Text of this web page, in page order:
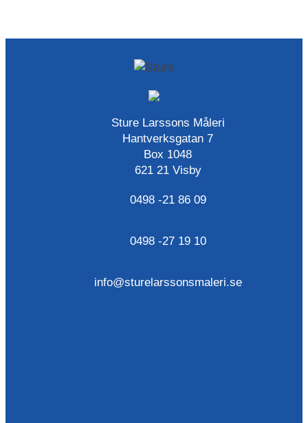
Sture Larssons Måleri
Hantverksgatan 7
Box 1048
621 21 Visby
0498 -21 86 09
0498 -27 19 10
info@sturelarssonsmaleri.se